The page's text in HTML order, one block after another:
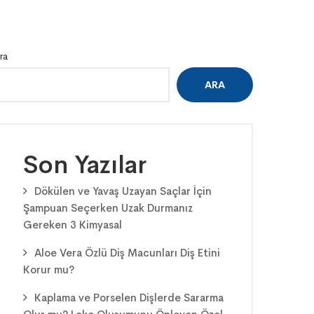
ARA
Son Yazılar
Dökülen ve Yavaş Uzayan Saçlar İçin
Şampuan Seçerken Uzak Durmanız
Gereken 3 Kimyasal
Aloe Vera Özlü Diş Macunları Diş Etini
Korur mu?
Kaplama ve Porselen Dişlerde Sararma